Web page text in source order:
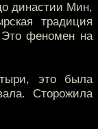
династии Мин,
традиция
феномен на
это была
Сторожила